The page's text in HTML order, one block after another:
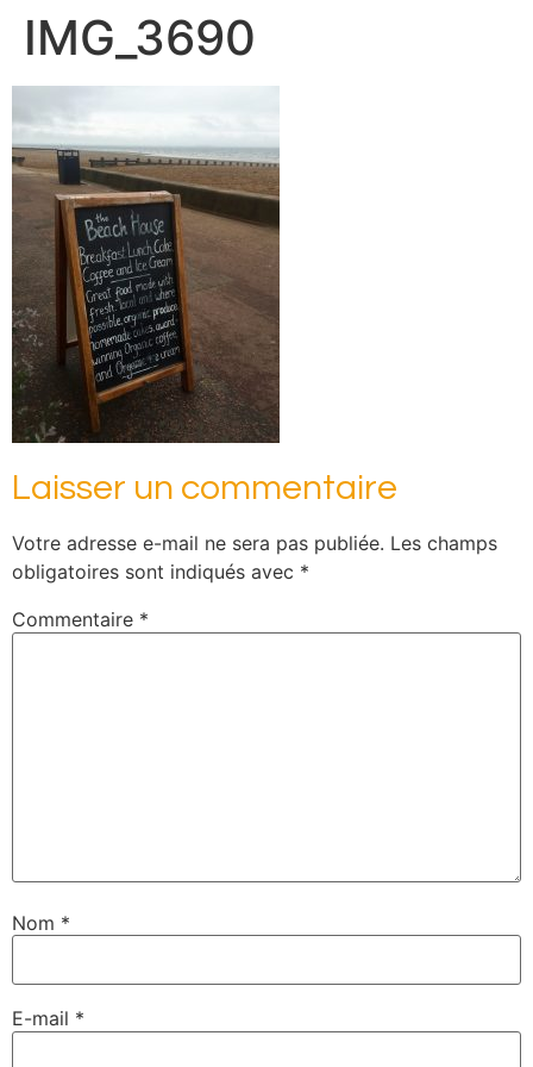
IMG_3690
Laisser un commentaire
Votre adresse e-mail ne sera pas publiée. Les champs
obligatoires sont indiqués avec *
Commentaire *
Nom *
E-mail *